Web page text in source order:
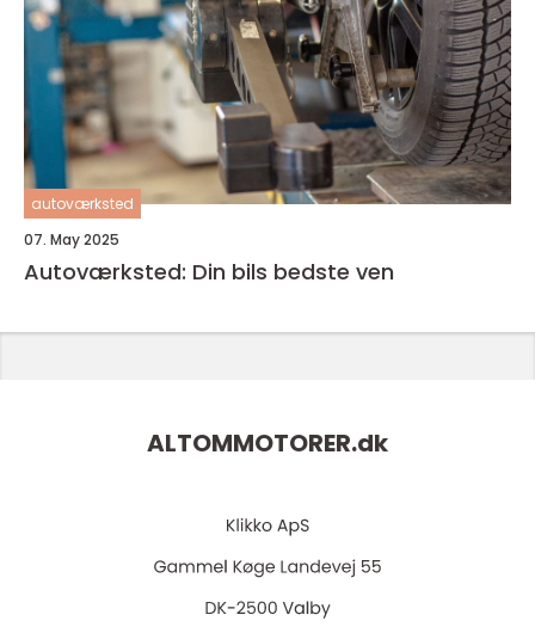
autoværksted
07. May 2025
Autoværksted: Din bils bedste ven
ALTOMMOTORER.dk